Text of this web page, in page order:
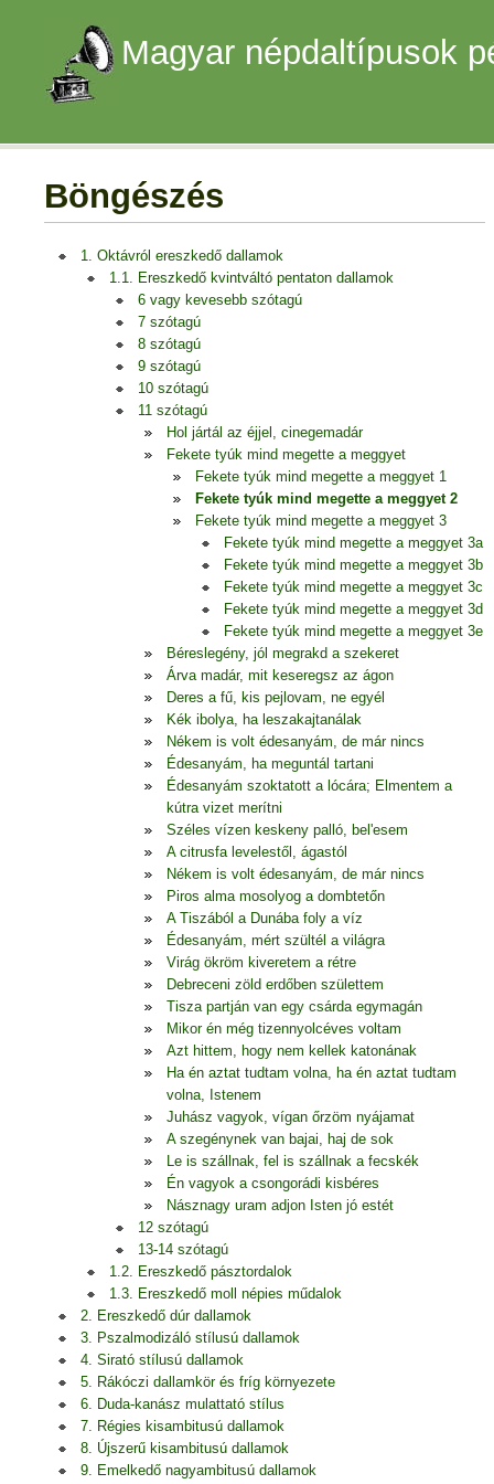
Magyar népdaltípusok
Böngészés
1. Oktávról ereszkedő dallamok
1.1. Ereszkedő kvintváltó pentaton dallamok
6 vagy kevesebb szótagú
7 szótagú
8 szótagú
9 szótagú
10 szótagú
11 szótagú
Hol jártál az éjjel, cinegemadár
Fekete tyúk mind megette a meggyet
Fekete tyúk mind megette a meggyet 1
Fekete tyúk mind megette a meggyet 2
Fekete tyúk mind megette a meggyet 3
Fekete tyúk mind megette a meggyet 3a
Fekete tyúk mind megette a meggyet 3b
Fekete tyúk mind megette a meggyet 3c
Fekete tyúk mind megette a meggyet 3d
Fekete tyúk mind megette a meggyet 3e
Béreslegény, jól megrakd a szekeret
Árva madár, mit keseregsz az ágon
Deres a fű, kis pejlovam, ne egyél
Kék ibolya, ha leszakajtanálak
Nékem is volt édesanyám, de már nincs
Édesanyám, ha meguntál tartani
Édesanyám szoktatott a lócára; Elmentem a
kútra vizet merítni
Széles vízen keskeny palló, bel'esem
A citrusfa levelestől, ágastól
Nékem is volt édesanyám, de már nincs
Piros alma mosolyog a dombtetőn
A Tiszából a Dunába foly a víz
Édesanyám, mért szültél a világra
Virág ökröm kiveretem a rétre
Debreceni zöld erdőben születtem
Tisza partján van egy csárda egymagán
Mikor én még tizennyolcéves voltam
Azt hittem, hogy nem kellek katonának
Ha én aztat tudtam volna, ha én aztat tudtam
volna, Istenem
Juhász vagyok, vígan őrzöm nyájamat
A szegénynek van bajai, haj de sok
Le is szállnak, fel is szállnak a fecskék
Én vagyok a csongorádi kisbéres
Násznagy uram adjon Isten jó estét
12 szótagú
13-14 szótagú
1.2. Ereszkedő pásztordalok
1.3. Ereszkedő moll népies műdalok
2. Ereszkedő dúr dallamok
3. Pszalmodizáló stílusú dallamok
4. Sirató stílusú dallamok
5. Rákóczi dallamkör és fríg környezete
6. Duda-kanász mulattató stílus
7. Régies kisambitusú dallamok
8. Újszerű kisambitusú dallamok
9. Emelkedő nagyambitusú dallamok